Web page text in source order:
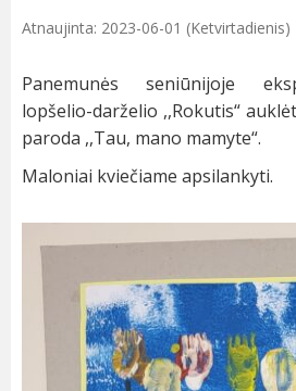
Atnaujinta: 2023-06-01 (Ketvirtadienis)
Panemunės seniūnijoje
lopšelio-darželio ,,Rokutis“
paroda ,,Tau, mano mamyte“.
Maloniai kviečiame apsilankyti.